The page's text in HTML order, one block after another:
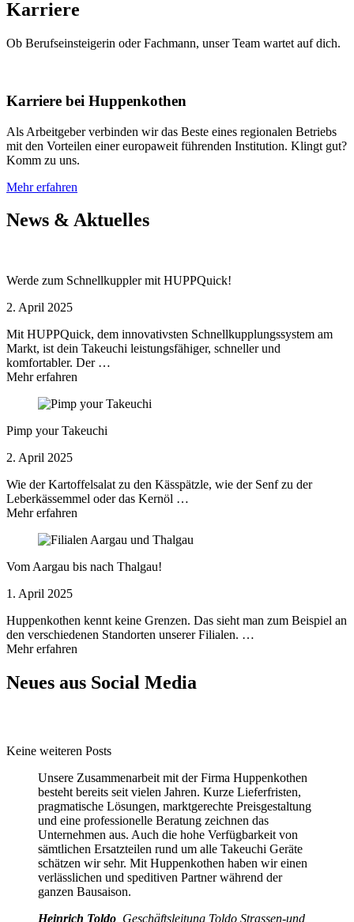
Karriere
Ob Berufseinsteigerin oder Fachmann, unser Team wartet auf dich.
Karriere bei Huppenkothen
Als Arbeitgeber verbinden wir das Beste eines regionalen Betriebs
mit den Vorteilen einer europaweit führenden Institution. Klingt gut?
Komm zu uns.
Mehr erfahren
News & Aktuelles
Werde zum Schnellkuppler mit HUPPQuick!
2. April 2025
Mit HUPPQuick, dem innovativsten Schnell­kupplungs­system am
Markt, ist dein Takeuchi leistungsfähiger, schneller und
komfortabler. Der …
Mehr erfahren
Pimp your Takeuchi
2. April 2025
Wie der Kartoffelsalat zu den Kässpätzle, wie der Senf zu der
Leberkässemmel oder das Kernöl …
Mehr erfahren
Vom Aargau bis nach Thalgau!
1. April 2025
Huppenkothen kennt keine Grenzen. Das sieht man zum Beispiel an
den verschiedenen Standorten unserer Filialen. …
Mehr erfahren
Neues aus Social Media
Keine weiteren Posts
Unsere Zusammenarbeit mit der Firma Huppenkothen
besteht bereits seit vielen Jahren. Kurze Lieferfristen,
pragmatische Lösungen, marktgerechte Preisgestaltung
und eine professionelle Beratung zeichnen das
Unternehmen aus. Auch die hohe Verfügbarkeit von
sämtlichen Ersatzteilen rund um alle Takeuchi Geräte
schätzen wir sehr. Mit Huppenkothen haben wir einen
verlässlichen und speditiven Partner während der
ganzen Bausaison.
Heinrich Toldo , Geschäftsleitung Toldo Strassen-und